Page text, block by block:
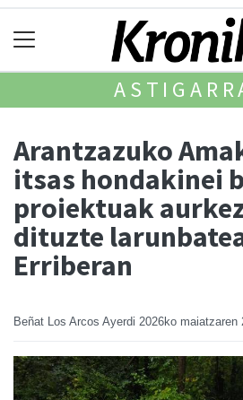
Arantzazuko
itsas hondakinei
proiektuak
dituzte
Erriberan
Beñat Los Arcos Ayerdi 2026ko maiatzaren